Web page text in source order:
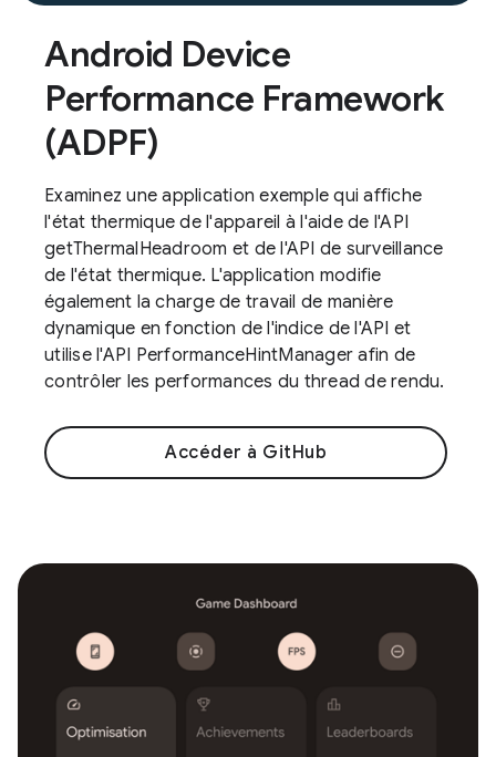
Android Device
Performance Framework
(ADPF)
Examinez une application exemple qui affiche
l'état thermique de l'appareil à l'aide de l'API
getThermalHeadroom et de l'API de surveillance
de l'état thermique. L'application modifie
également la charge de travail de manière
dynamique en fonction de l'indice de l'API et
utilise l'API PerformanceHintManager afin de
contrôler les performances du thread de rendu.
Accéder à GitHub